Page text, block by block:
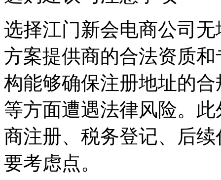
选择江门新会电商公司
方案提供商的合法资质
构能够确保注册地址的
等方面遭遇法律风险。
商注册、税务登记、后
要考虑点。